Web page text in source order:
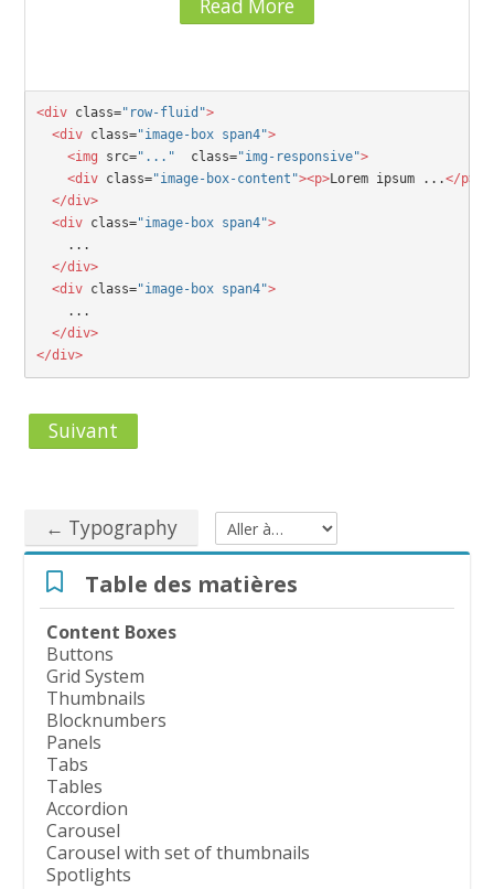
Read More
<div class="row-fluid">
  <div
class="image-box span4">
    <img
src="..."
  class=
"img-responsive">
    <div
class="image-box-content"><p>Lorem ipsum ...</
  </div>
  <div
class="image-box span4">
  </div>
  <div
class="image-box span4">
  </div>
</div>
Suivant
← Typography Aller à…
Table des matières
Content Boxes
Buttons
Grid System
Thumbnails
Blocknumbers
Panels
Tabs
Tables
Accordion
Carousel
Carousel with set of thumbnails
Spotlights